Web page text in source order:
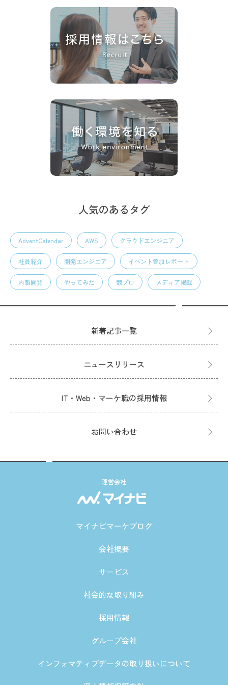
人気のあるタグ
AdventCalendar AWS クラウドエンジニア
社員紹介 開発エンジニア イベント参加レポート
内製開発 やってみた 競プロ メディア掲載
新着記事一覧
ニュースリリース
IT・Web・マーケ職の採用情報
お問い合わせ
運営会社
マイナビマーケブログ
会社概要
サービス
社会的な取り組み
採用情報
グループ会社
インフォマティブデータの取り扱いについて